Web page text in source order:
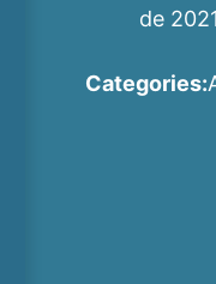
de
Categories: